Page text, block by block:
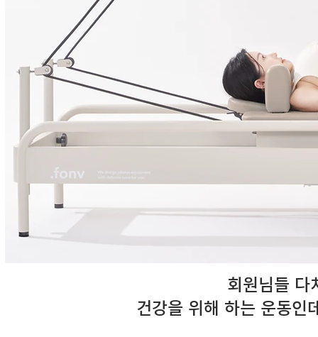
회원님들 다
건강을 위해 하는 운동인